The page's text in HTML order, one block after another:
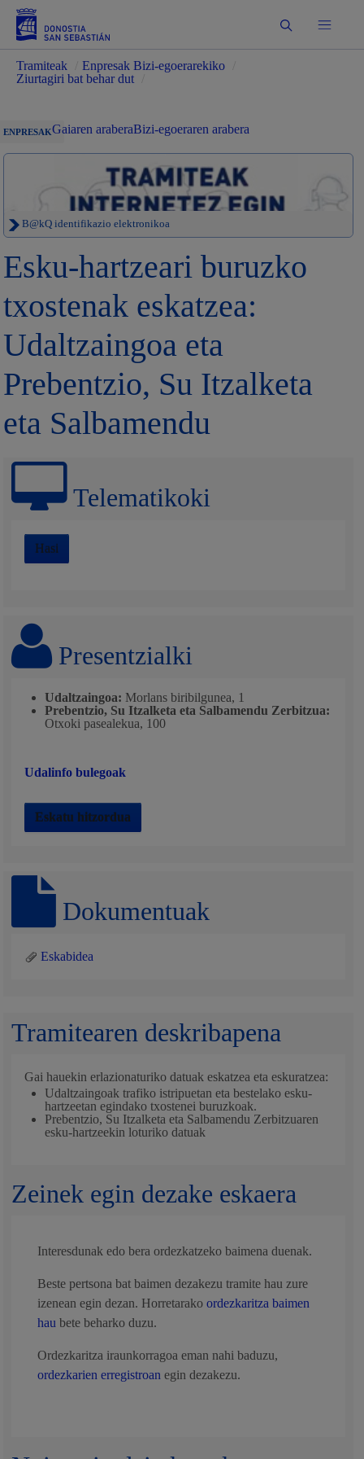
Bilatu
Tramiteak Enpresak Bizi-egoerarekiko
Ziurtagiri bat behar dut
ENPRESAKGaiaren araberaBizi-egoeraren arabera
B@kQ identifikazio elektronikoa
Esku-hartzeari buruzko
txostenak eskatzea:
Udaltzaingoa eta
Prebentzio, Su Itzalketa
eta Salbamendu
Telematikoki
Hasi
Presentzialki
Udaltzaingoa: Morlans biribilgunea, 1
Prebentzio, Su Itzalketa eta Salbamendu Zerbitzua:
Otxoki pasealekua, 100
Udalinfo bulegoak
Eskatu hitzordua
Dokumentuak
Eskabidea
Tramitearen deskribapena
Gai hauekin erlazionaturiko datuak eskatzea eta eskuratzea:
Udaltzaingoak trafiko istripuetan eta bestelako esku-
hartzeetan egindako txostenei buruzkoak.
Prebentzio, Su Itzalketa eta Salbamendu Zerbitzuaren
esku-hartzeekin loturiko datuak
Zeinek egin dezake eskaera
Interesdunak edo bera ordezkatzeko baimena duenak.
Beste pertsona bat baimen dezakezu tramite hau zure
izenean egin dezan. Horretarakoordezkaritza baimen
hau bete beharko duzu.
Ordezkaritza iraunkorragoa eman nahi baduzu,
ordezkarien erregistroan egin dezakezu.